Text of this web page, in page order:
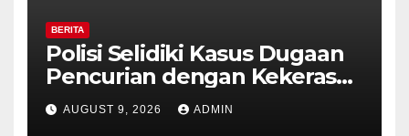
BERITA
Polisi Selidiki Kasus Dugaan
Pencurian dengan Kekerasan
di Counter HP Royal Phone
Ambarawa.
AUGUST 9, 2026 ADMIN